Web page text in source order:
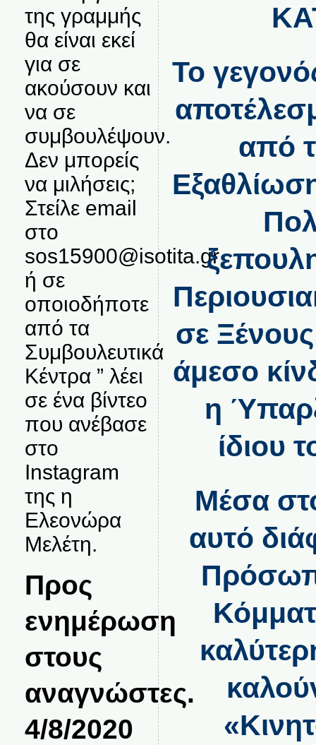
της γραμμής
θα είναι εκεί
για σε
ακούσουν και
να σε
συμβουλέψουν.
Δεν μπορείς
να μιλήσεις;
Στείλε email
στο
sos15900@isotita.gr
ή σε
οποιοδήποτε
από τα
Συμβουλευτικά
Κέντρα ” λέει
σε ένα βίντεο
που ανέβασε
στο
Instagram
της η
Ελεονώρα
Μελέτη.
Προς
ενημέρωση
στους
αναγνώστες.
4/8/2020
Το
από
σε Ξένους
άμεσο
η
ίδιου
Μέσα
αυτό